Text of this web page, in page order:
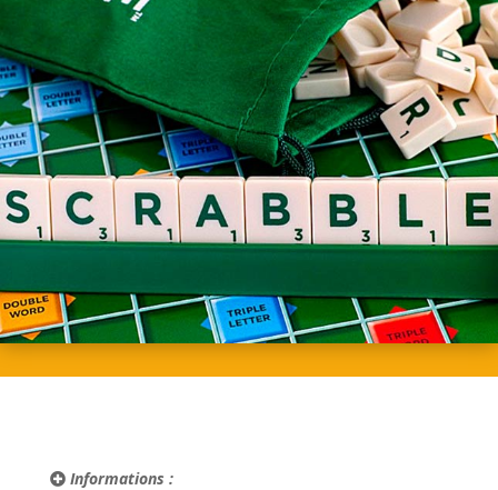
Informations :